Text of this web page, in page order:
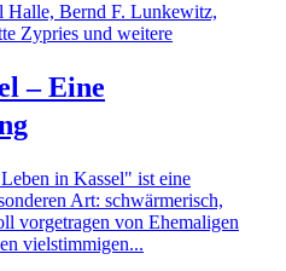
Halle, Bernd F. Lunkewitz,
Zypries und weitere
– Eine
in Kassel" ist eine
Art: schwärmerisch,
vorgetragen von Ehemaligen
vielstimmigen...